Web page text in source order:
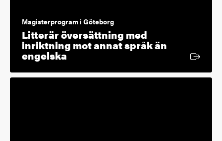
Magisterprogram i Göteborg
Litterär översättning med
inriktning mot annat språk än
engelskaExtern länk